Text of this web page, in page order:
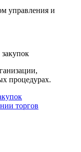
управления и
процедурах.
торгов